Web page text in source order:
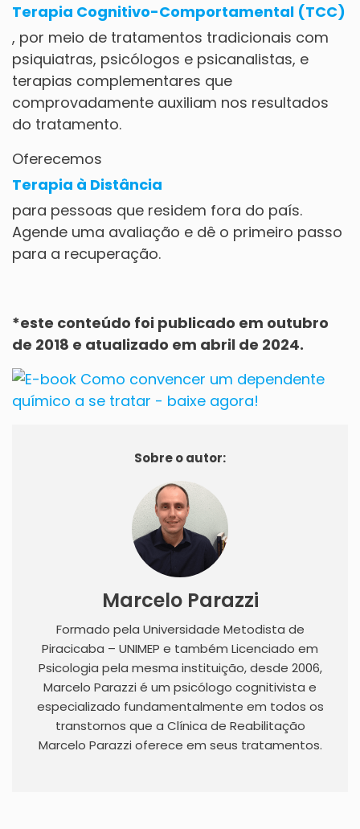
Terapia Cognitivo-Comportamental (TCC)
, por meio de tratamentos tradicionais com
psiquiatras, psicólogos e psicanalistas, e
terapias complementares que
comprovadamente auxiliam nos resultados
do tratamento.
Oferecemos
Terapia à Distância
para pessoas que residem fora do país.
Agende uma avaliação e dê o primeiro passo
para a recuperação.
*este conteúdo foi publicado em outubro
de 2018 e atualizado em abril de 2024.
Sobre o autor:
Marcelo Parazzi
Formado pela Universidade Metodista de
Piracicaba – UNIMEP e também Licenciado em
Psicologia pela mesma instituição, desde 2006,
Marcelo Parazzi é um psicólogo cognitivista e
especializado fundamentalmente em todos os
transtornos que a Clínica de Reabilitação
Marcelo Parazzi oferece em seus tratamentos.